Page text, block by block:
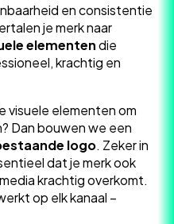
en consistentie
je merk naar
elementendie
krachtig en
visuele elementen om
Dan bouwen we een
logo. Zeker in
dat je merk ook
krachtig overkomt.
op elk kanaal –